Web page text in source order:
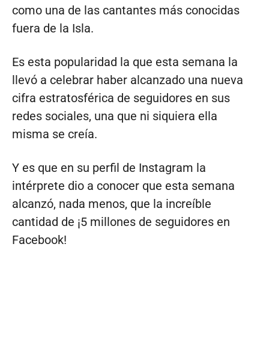
como una de las cantantes más conocidas
fuera de la Isla.
Es esta popularidad la que esta semana la
llevó a celebrar haber alcanzado una nueva
cifra estratosférica de seguidores en sus
redes sociales, una que ni siquiera ella
misma se creía.
Y es que en su perfil de Instagram la
intérprete dio a conocer que esta semana
alcanzó, nada menos, que la increíble
cantidad de ¡5 millones de seguidores en
Facebook!